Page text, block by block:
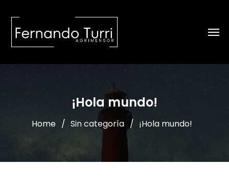
¡Hola mundo!
Home Sin categoría ¡Hola mundo!